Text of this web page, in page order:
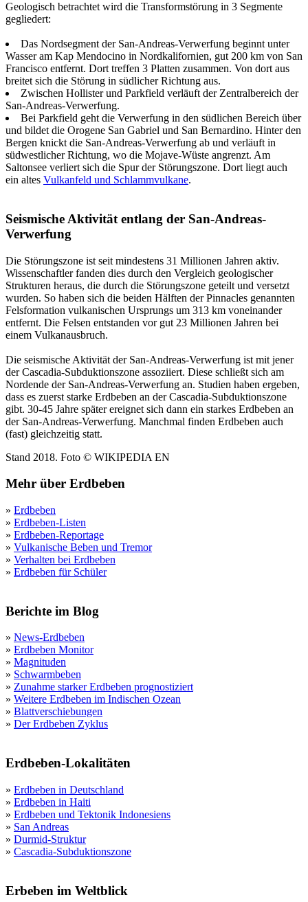
Geologisch betrachtet wird die Transformstörung in 3 Segmente
gegliedert:
Das Nordsegment der San-Andreas-Verwerfung beginnt unter
Wasser am Kap Mendocino in Nordkalifornien, gut 200 km von San
Francisco entfernt. Dort treffen 3 Platten zusammen. Von dort aus
breitet sich die Störung in südlicher Richtung aus.
Zwischen Hollister und Parkfield verläuft der Zentralbereich der
San-Andreas-Verwerfung.
Bei Parkfield geht die Verwerfung in den südlichen Bereich über
und bildet die Orogene San Gabriel und San Bernardino. Hinter den
Bergen knickt die San-Andreas-Verwerfung ab und verläuft in
südwestlicher Richtung, wo die Mojave-Wüste angrenzt. Am
Saltonsee verliert sich die Spur der Störungszone. Dort liegt auch
ein altes Vulkanfeld und Schlammvulkane.
Seismische Aktivität entlang der San-Andreas-
Verwerfung
Die Störungszone ist seit mindestens 31 Millionen Jahren aktiv.
Wissenschaftler fanden dies durch den Vergleich geologischer
Strukturen heraus, die durch die Störungszone geteilt und versetzt
wurden. So haben sich die beiden Hälften der Pinnacles genannten
Felsformation vulkanischen Ursprungs um 313 km voneinander
entfernt. Die Felsen entstanden vor gut 23 Millionen Jahren bei
einem Vulkanausbruch.
Die seismische Aktivität der San-Andreas-Verwerfung ist mit jener
der Cascadia-Subduktionszone assoziiert. Diese schließt sich am
Nordende der San-Andreas-Verwerfung an. Studien haben ergeben,
dass es zuerst starke Erdbeben an der Cascadia-Subduktionszone
gibt. 30-45 Jahre später ereignet sich dann ein starkes Erdbeben an
der San-Andreas-Verwerfung. Manchmal finden Erdbeben auch
(fast) gleichzeitig statt.
Stand 2018. Foto © WIKIPEDIA EN
Mehr über Erdbeben
» Erdbeben
» Erdbeben-Listen
» Erdbeben-Reportage
» Vulkanische Beben und Tremor
» Verhalten bei Erdbeben
» Erdbeben für Schüler
Berichte im Blog
» News-Erdbeben
» Erdbeben Monitor
» Magnituden
» Schwarmbeben
» Zunahme starker Erdbeben prognostiziert
» Weitere Erdbeben im Indischen Ozean
» Blattverschiebungen
» Der Erdbeben Zyklus
Erdbeben-Lokalitäten
» Erdbeben in Deutschland
» Erdbeben in Haiti
» Erdbeben und Tektonik Indonesiens
» San Andreas
» Durmid-Struktur
» Cascadia-Subduktionszone
Erbeben im Weltblick